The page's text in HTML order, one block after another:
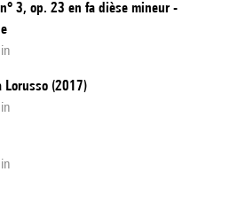
3, op. 23 en fa dièse mineur -
Lorusso (2017)